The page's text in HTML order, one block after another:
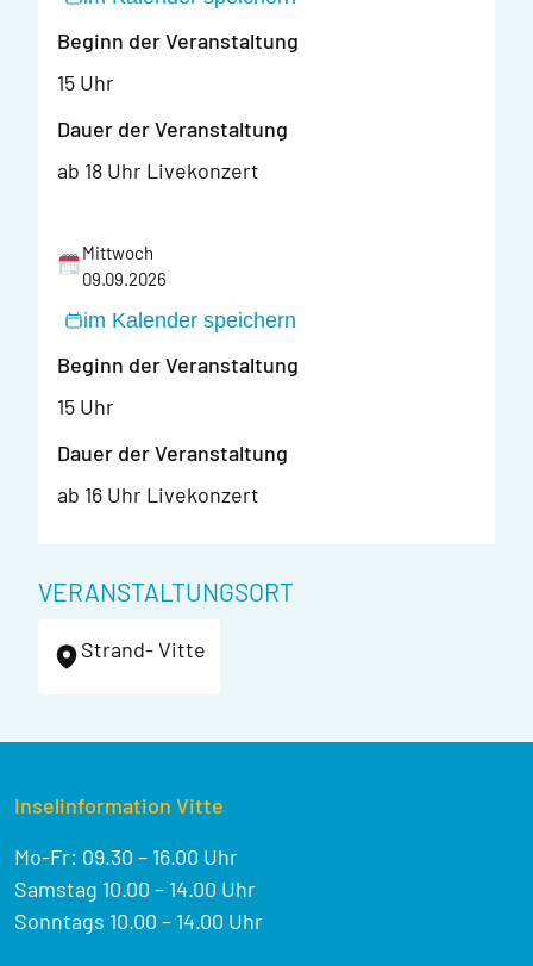
Beginn der Veranstaltung
15 Uhr
Dauer der Veranstaltung
ab 18 Uhr Livekonzert
Mittwoch
09.09.2026
im Kalender speichern
Beginn der Veranstaltung
15 Uhr
Dauer der Veranstaltung
ab 16 Uhr Livekonzert
VERANSTALTUNGSORT
Strand- Vitte
Inselinformation Vitte
Mo-Fr: 09.30 – 16.00 Uhr
Samstag 10.00 – 14.00 Uhr
Sonntags 10.00 – 14.00 Uhr